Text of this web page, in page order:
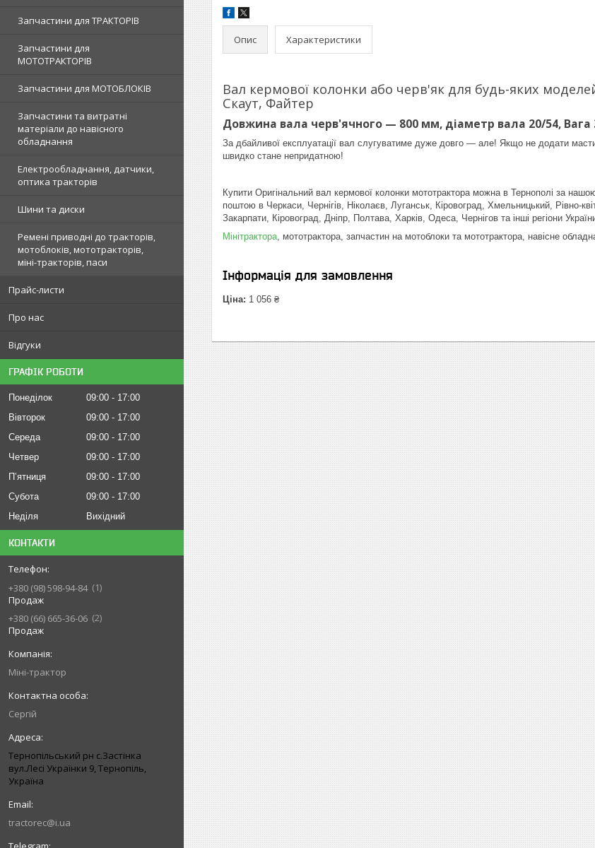
Запчастини для ТРАКТОРІВ
Запчастини для
МОТОТРАКТОРІВ
Запчастини для МОТОБЛОКІВ
Запчастини та витратні
матеріали до навісного
обладнання
Електрообладнання, датчики,
оптика тракторів
Шини та диски
Ремені приводні до тракторів,
мотоблоків, мототракторів,
міні-тракторів, паси
Прайс-листи
Про нас
Відгуки
ГРАФІК РОБОТИ
Понеділок 09:00
17:00
Вівторок
09:00
17:00
Середа
09:00
17:00
Четвер
09:00
17:00
Пʼятниця
09:00
17:00
Субота
09:00
17:00
Неділя
Вихідний
КОНТАКТИ
+380 (98) 598-94-84
1
Продаж
+380 (66) 665-36-06 2
Продаж
Міні-трактор
Сергій
Тернопільський рн с.Застінка
вул.Лесі Українки 9, Тернопіль,
Україна
tractorec@i.ua
Опис Характеристики
Вал кермової колонки або черв'як для будь-яких
Скаут, Файтер
Довжина вала черв'ячного — 800 мм, діаметр вала 20/54, Вага
За дбайливої експлуатації вал слугуватиме дуже довго — але! Якщо не додати
швидко стане непридатною!
Купити Оригінальний вал кермової колонки мототрактора можна в Тернополі за
поштою в Черкаси, Чернігів, Ніколаєв, Луганськ, Кіровоград, Хмельницький, Рівно-
Закарпати, Кіровоград, Дніпр, Полтава, Харків, Одеса, Чернігов та інші регіони
Мінітрактора, мототрактора, запчастин на мотоблоки та мототрактора, навісне
Інформація для замовлення
Ціна: 1 056 ₴